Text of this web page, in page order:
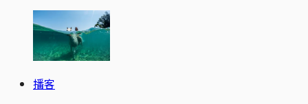
播客